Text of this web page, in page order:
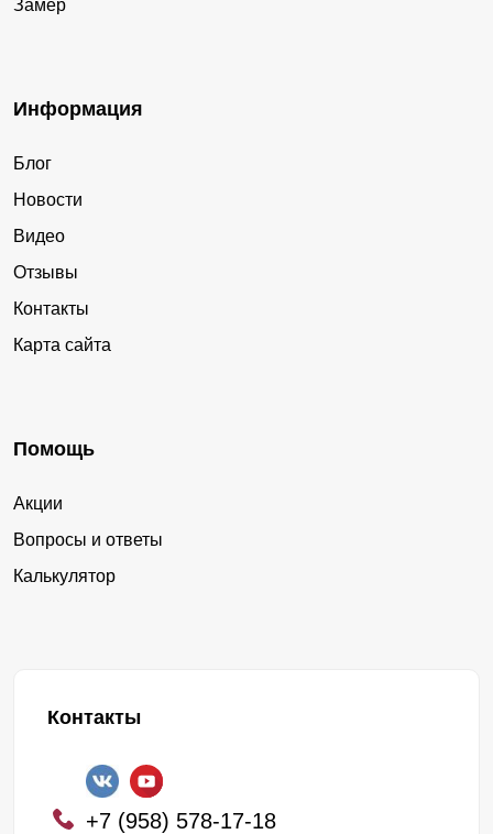
Замер
Информация
Блог
Новости
Видео
Отзывы
Контакты
Карта сайта
Помощь
Акции
Вопросы и ответы
Калькулятор
Контакты
+7 (958) 578-17-18